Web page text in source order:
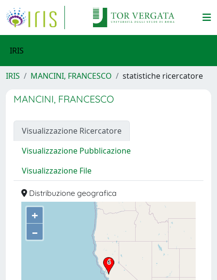
IRIS
IRIS MANCINI, FRANCESCO statistiche ricercatore
MANCINI, FRANCESCO
Visualizzazione Ricercatore
Visualizzazione Pubblicazione
Visualizzazione File
Distribuzione geografica
+
–